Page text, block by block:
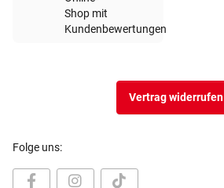
Vertrag widerrufen
Folge uns: